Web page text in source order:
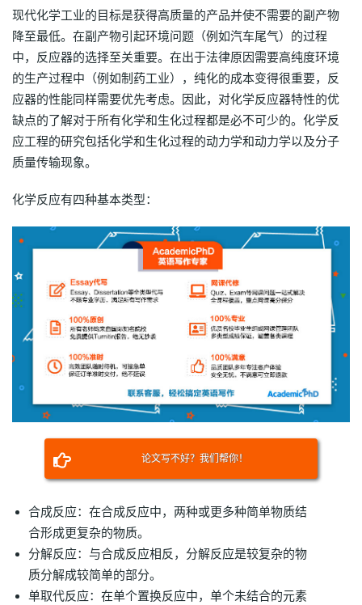
现代化学工业的目标是获得高质量的产品并使不需要的副产物
降至最低。在副产物引起环境问题（例如汽车尾气）的过程
中，反应器的选择至关重要。在出于法律原因需要高纯度环境
的生产过程中（例如制药工业），纯化的成本变得很重要，反
应器的性能同样需要优先考虑。因此，对化学反应器特性的优
缺点的了解对于所有化学和生化过程都是必不可少的。化学反
应工程的研究包括化学和生化过程的动力学和动力学以及分子
质量传输现象。
化学反应有四种基本类型：
论文写不好？我们帮你！
合成反应：在合成反应中，两种或更多种简单物质结
合形成更复杂的物质。
分解反应：与合成反应相反，分解反应是较复杂的物
质分解成较简单的部分。
单取代反应：在单个置换反应中，单个未结合的元素